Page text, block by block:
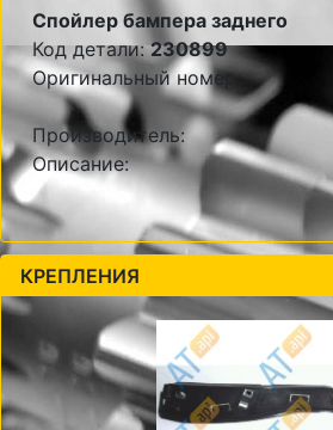
Спойлер бампера заднего
Код детали:230899
Оригинальный номер:
Производитель:
Описание:
КРЕПЛЕНИЯ